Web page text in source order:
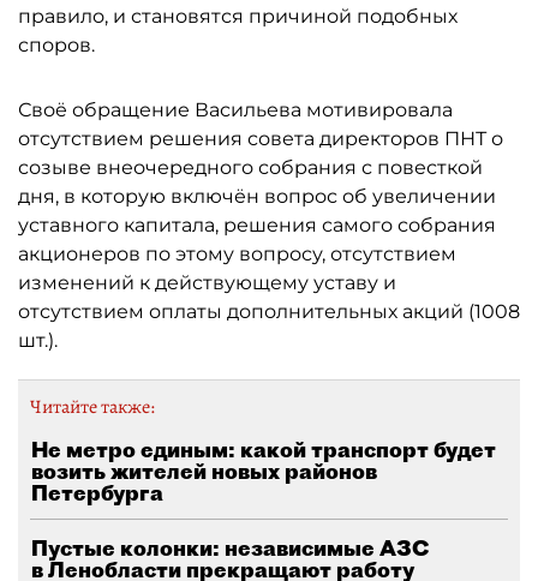
правило, и становятся причиной подобных
споров.
Своё обращение Васильева мотивировала
отсутствием решения совета директоров ПНТ о
созыве внеочередного собрания с повесткой
дня, в которую включён вопрос об увеличении
уставного капитала, решения самого собрания
акционеров по этому вопросу, отсутствием
изменений к действующему уставу и
отсутствием оплаты дополнительных акций (1008
шт.).
Читайте также:
Не метро единым: какой транспорт будет
возить жителей новых районов
Петербурга
Пустые колонки: независимые АЗС
в Ленобласти прекращают работу